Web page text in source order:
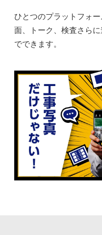
ひとつのプラットフォ
面、トーク、検査さら
でできます。